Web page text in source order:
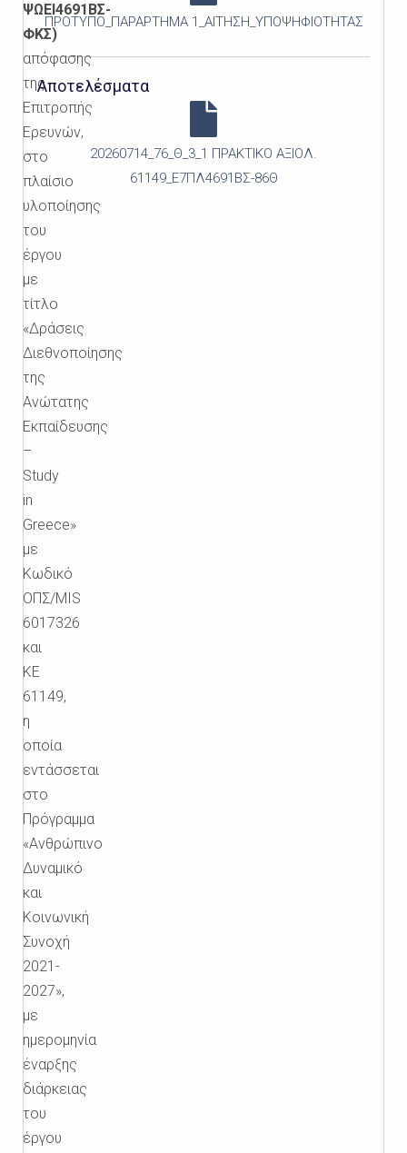
ΨΩΕΙ4691ΒΣ-
ΦΚΣ)
απόφασης
της
Επιτροπής
Ερευνών,
στο
πλαίσιο
υλοποίησης
του
έργου
με
τίτλο
«Δράσεις
Διεθνοποίησης
της
Ανώτατης
Εκπαίδευσης
–
Study
in
Greece»
με
Κωδικό
ΟΠΣ/MIS
6017326
και
ΚΕ
61149,
η
οποία
εντάσσεται
στο
Πρόγραμμα
«Ανθρώπινο
Δυναμικό
και
Κοινωνική
Συνοχή
2021-
2027»,
με
ημερομηνία
έναρξης
διάρκειας
του
έργου
ΠΡΟΤΥΠΟ_ΠΑΡΑΡΤΗΜΑ 1_ΑΙΤΗΣΗ_ΥΠΟΨΗΦΙΟΤΗΤΑΣ
Αποτελέσματα
20260714_76_Θ_3_1 ΠΡΑΚΤΙΚΟ ΑΞΙΟΛ.
61149_Ε7ΠΛ4691ΒΣ-86Θ